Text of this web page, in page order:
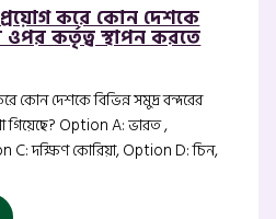
করে কোন দেশকে
ওপর কর্তৃত্ব স্থাপন করতে
কোন দেশকে বিভিন্ন সমুদ্র বন্দরের
গিয়েছে? Option A: ভারত ,
C: দক্ষিণ কোরিয়া, Option D: চিন,